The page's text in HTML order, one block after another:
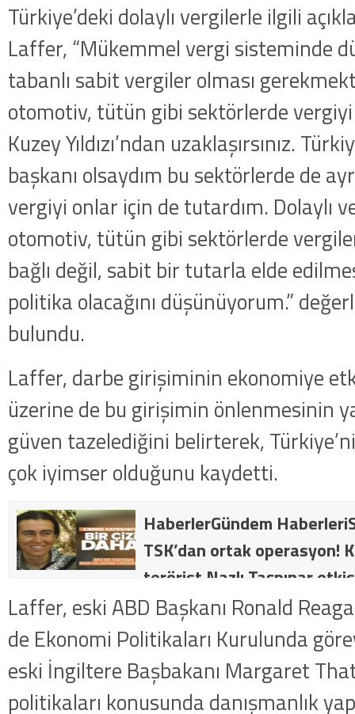
Türkiye’deki dolaylı vergilerle ilgili
Laffer, “Mükemmel vergi sisteminde
tabanlı sabit vergiler olması
otomotiv, tütün gibi sektörlerde
Kuzey Yıldızı’ndan uzaklaşırsınız.
başkanı olsaydım bu sektörlerde de
vergiyi onlar için de tutardım. Dolaylı
otomotiv, tütün gibi sektörlerde
bağlı değil, sabit bir tutarla elde
politika olacağını düşünüyorum.”
bulundu.
Laffer, darbe girişiminin ekonomiye
üzerine de bu girişimin önlenmesinin
güven tazelediğini belirterek,
çok iyimser olduğunu kaydetti.
HaberlerGündem
TSK’dan ortak operasyon!
terörist Nazlı Taşpınar
dakika: MİT ve TSK’dan
kategorideki terörist Nazlı
getirildi .
Laffer, eski ABD Başkanı Ronald
de Ekonomi Politikaları Kurulunda
eski İngiltere Başbakanı Margaret
politikaları konusunda danışmanlık